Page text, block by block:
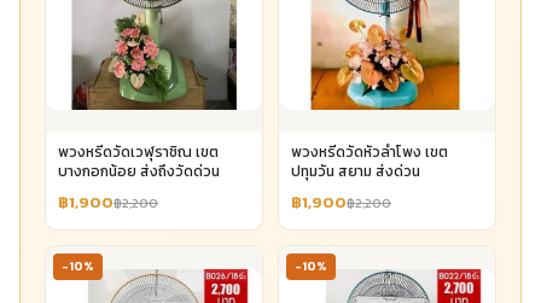
พวงหรีดวัดเวฬุราชิณ เขต
บางกอกน้อย ส่งถึงวัดด่วน
฿1,900฿2,200
พวงหรีดวัดหัวลำโพง เขต
ปทุมวัน สยาม ส่งด่วน
฿1,900฿2,200
-10% -10%